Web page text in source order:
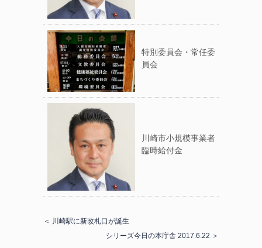
特別委員会・常任委
員会
川崎市小規模事業者
臨時給付金
＜ 川崎駅に新改札口が誕生
シリーズ今日の本庁舎 2017.6.22 ＞